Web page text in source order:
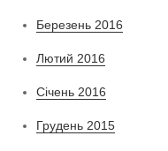
Березень 2016
Лютий 2016
Січень 2016
Грудень 2015